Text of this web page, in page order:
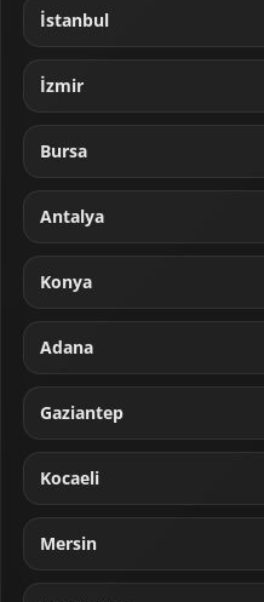
İstanbul
İzmir
Bursa
Antalya
Konya
Adana
Gaziantep
Kocaeli
Mersin